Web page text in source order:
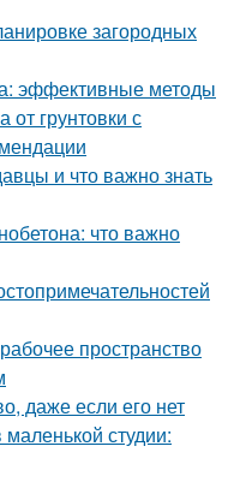
загородных
эффективные методы
от грунтовки с
и что важно знать
что важно
пространство
даже если его нет
студии: